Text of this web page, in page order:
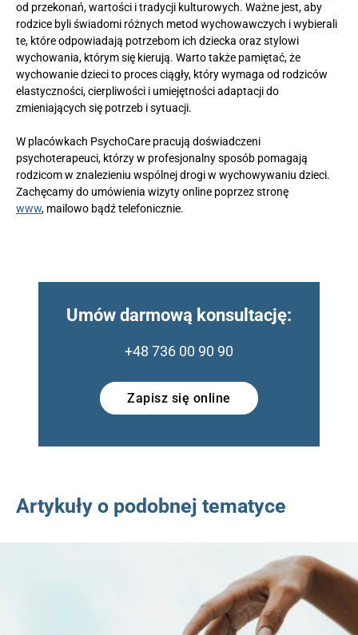
od przekonań, wartości i tradycji kulturowych. Ważne jest, aby
rodzice byli świadomi różnych metod wychowawczych i wybierali
te, które odpowiadają potrzebom ich dziecka oraz stylowi
wychowania, którym się kierują. Warto także pamiętać, że
wychowanie dzieci to proces ciągły, który wymaga od rodziców
elastyczności, cierpliwości i umiejętności adaptacji do
zmieniających się potrzeb i sytuacji.
W placówkach PsychoCare pracują doświadczeni
psychoterapeuci, którzy w profesjonalny sposób pomagają
rodzicom w znalezieniu wspólnej drogi w wychowywaniu dzieci.
Zachęcamy do umówienia wizyty online poprzez stronę
www, mailowo bądź telefonicznie.
Umów darmową konsultację:
+48 736 00 90 90
Zapisz się online
Artykuły o podobnej tematyce